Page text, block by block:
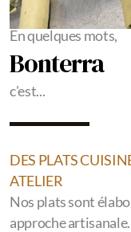
En quelques mots,
Bonterra
c'est...
DES PLATS
ATELIER
Nos plats sont
approche